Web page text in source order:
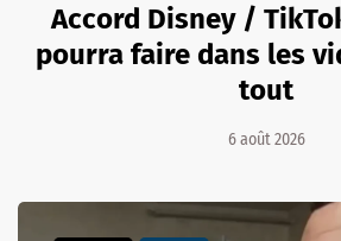
Accord Disney /
pourra faire dans les
tout
6 août 2026